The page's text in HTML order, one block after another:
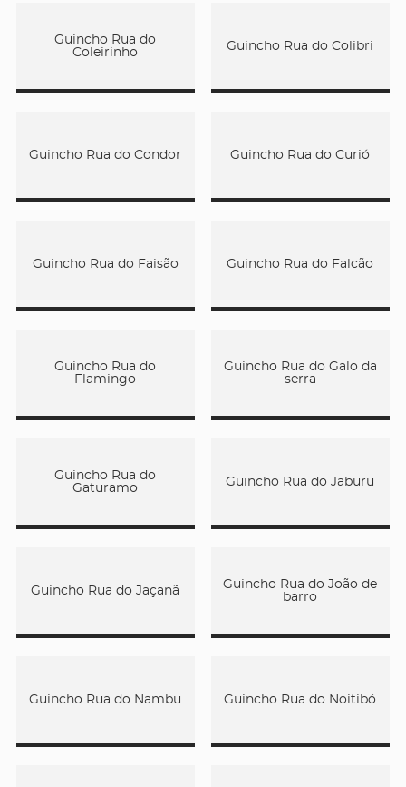
Guincho Rua do
Coleirinho
Guincho Rua do Colibri
Guincho Rua do Condor Guincho Rua do Curió
Guincho Rua do Faisão Guincho Rua do Falcão
Guincho Rua do
Flamingo
Guincho Rua do Galo da
serra
Guincho Rua do
Gaturamo
Guincho Rua do Jaburu
Guincho Rua do Jaçanã
Guincho Rua do João de
barro
Guincho Rua do Nambu Guincho Rua do Noitibó